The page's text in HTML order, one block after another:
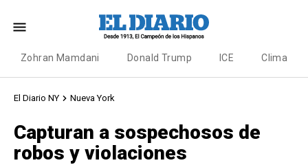
Zohran Mamdani Donald Trump ICE Clima
El Diario NY Nueva York
Capturan a sospechosos de
robos y violaciones